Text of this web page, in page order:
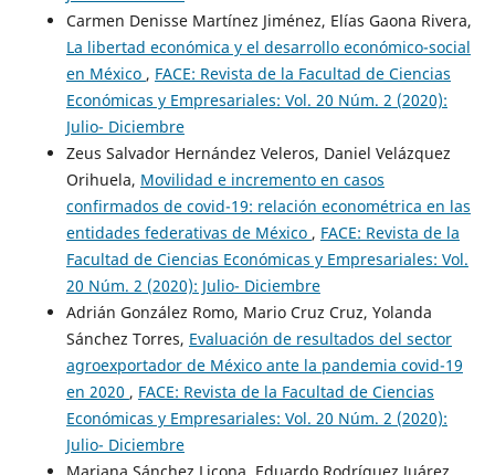
Carmen Denisse Martínez Jiménez, Elías Gaona Rivera,
La libertad económica y el desarrollo económico-social
en México , FACE: Revista de la Facultad de Ciencias
Económicas y Empresariales: Vol. 20 Núm. 2 (2020):
Julio- Diciembre
Zeus Salvador Hernández Veleros, Daniel Velázquez
Orihuela, Movilidad e incremento en casos
confirmados de covid-19: relación econométrica en las
entidades federativas de México , FACE: Revista de la
Facultad de Ciencias Económicas y Empresariales: Vol.
20 Núm. 2 (2020): Julio- Diciembre
Adrián González Romo, Mario Cruz Cruz, Yolanda
Sánchez Torres, Evaluación de resultados del sector
agroexportador de México ante la pandemia covid-19
en 2020 , FACE: Revista de la Facultad de Ciencias
Económicas y Empresariales: Vol. 20 Núm. 2 (2020):
Julio- Diciembre